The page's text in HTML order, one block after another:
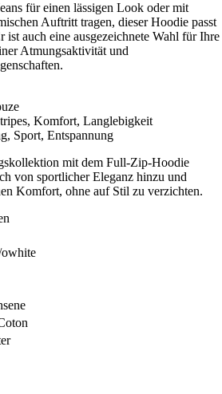
für einen lässigen Look oder mit
Auftritt tragen, dieser Hoodie passt
ist auch eine ausgezeichnete Wahl für Ihre
Atmungsaktivität und
Komfort, Langlebigkeit
Sport, Entspannung
mit dem Full-Zip-Hoodie
von sportlicher Eleganz hinzu und
Komfort, ohne auf Stil zu verzichten.